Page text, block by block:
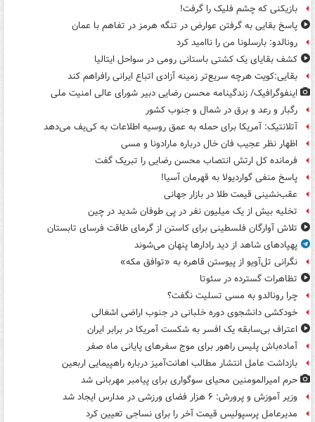
بازیکنی که چشم فلیک را گرفت!
پاسخ بقایی به گرفتن عوارض در تنگه هرمز در تفاهم با عمان
رونالدو: بارسلونا من را ناامید کرد
کشف بقایای یک کشتی باستانی رومی در سواحل ایتالیا
بقایی:کویت هرچه سریع‌تر زمینه آزادی اتباع ایرانی رافراهم کند
اینفوگرافیک/ زندگینامه محسن رضایی دبیر شورای عالی امنیت‌ ملی
رگبار و رعد و برق در شمال و جنوب کشور
آتلانتیک: آمریکا برای حمله به عمق روسیه اطلاعات به کی‌یف می‌دهد
اظهار نظر عجیب فان خال درباره مارادونا و مسی
فرمانده کل ارتش انتصاب محسن رضایی را تبریک گفت
پاسخ منفی گواردیولا به قهرمان آسیا!
عقب‌نشینی قیمت طلا در بازار جهانی
تخلیه بیش از یک میلیون نفر در پی طوفان شدید در چین
تلاش آوارگان فلسطینی برای کاستن از گرمای طاقت فرسای تابستان
پهپادهای شاهد از دید رادارها پنهان می‌شوند
نگرانی تل‌آویو از پیوستن قاهره به «توافق مکه»
تظاهرات گسترده در سئوتا
چرا رونالدو به مسی تسلیت نگفت؟
خودکشی دانشجوی دوره خلبانی در جنوب اراضی اشغالی
اعتراف بی‌سابقه یک افسر به شکست آمریکا در برابر ایران
آماده‌باش پلیس راهور برای موج سفرهای پایانی ماه صفر
بازداشت عامل انتشار مطالب اهانت‌آمیز درباره راهپیمایی اربعین
حرم امیرالمومنین محیای سوگواری برای پیامبر مهربانی شد
وزیر آموزش و پرورش: ۶ هزار فضای ورزشی در مدارس ایجاد شد
مدیرعامل پرسپولیس قیمت آخر را برای نساجی تعیین کرد